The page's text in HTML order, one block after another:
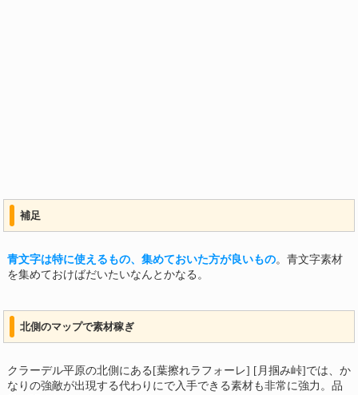
補足
青文字は特に使えるもの、集めておいた方が良いもの。青文字素材
を集めておけばだいたいなんとかなる。
北側のマップで素材稼ぎ
クラーデル平原の北側にある[葉擦れラフォーレ] [月掴み峠]では、か
なりの強敵が出現する代わりにで入手できる素材も非常に強力。品